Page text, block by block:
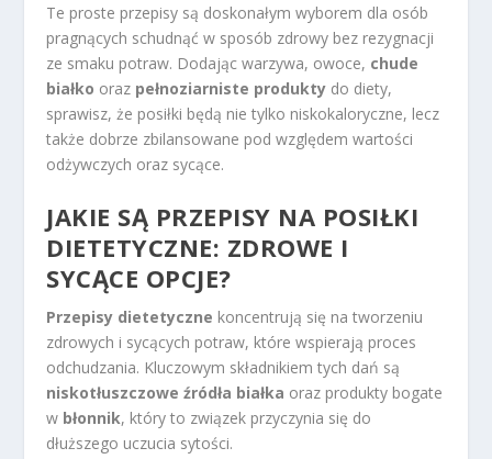
Te proste przepisy są doskonałym wyborem dla osób
pragnących schudnąć w sposób zdrowy bez rezygnacji
ze smaku potraw. Dodając warzywa, owoce, chude
białko oraz pełnoziarniste produkty do diety,
sprawisz, że posiłki będą nie tylko niskokaloryczne, lecz
także dobrze zbilansowane pod względem wartości
odżywczych oraz sycące.
JAKIE SĄ PRZEPISY NA POSIŁKI
DIETETYCZNE: ZDROWE I
SYCĄCE OPCJE?
Przepisy dietetyczne koncentrują się na tworzeniu
zdrowych i sycących potraw, które wspierają proces
odchudzania. Kluczowym składnikiem tych dań są
niskotłuszczowe źródła białka oraz produkty bogate
w błonnik, który to związek przyczynia się do
dłuższego uczucia sytości.